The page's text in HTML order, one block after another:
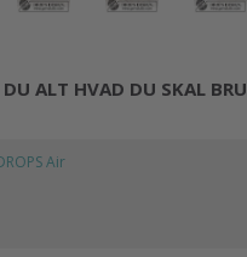
DU ALT HVAD DU SKAL
Air